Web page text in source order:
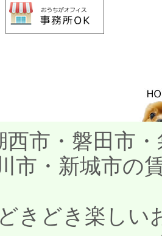
西市・磐田市
市・新城市の
きどき楽し